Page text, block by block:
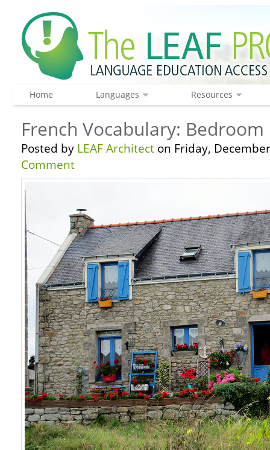
Home Languages Resources
French Vocabulary: Bedroom
Posted by LEAF Architect on Friday,
Comment